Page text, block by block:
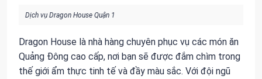
Dịch vụ Dragon House Quận 1
Dragon House là nhà hàng chuyên phục vụ các món ăn
Quảng Đông cao cấp, nơi bạn sẽ được đắm chìm trong
thế giới ẩm thực tinh tế và đầy màu sắc. Với đội ngũ